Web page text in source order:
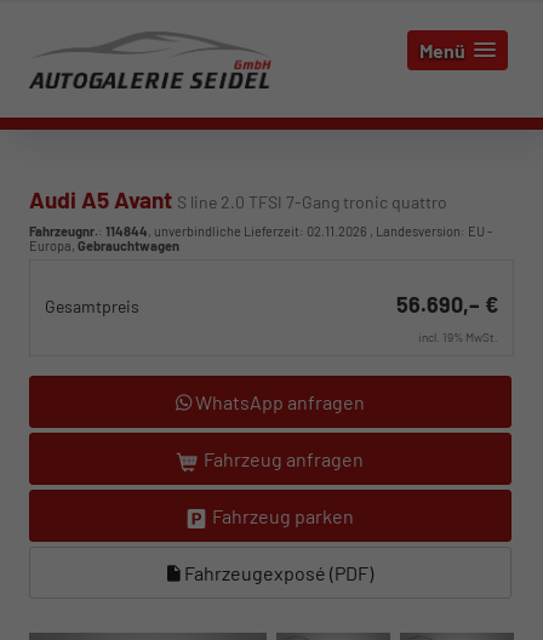
Menü
Audi A5 Avant S line 2.0 TFSI 7-Gang tronic quattro
Fahrzeugnr.: 114844, unverbindliche Lieferzeit: 02.11.2026 , Landesversion: EU -
Europa, Gebrauchtwagen
Gesamtpreis 56.690,– €
incl. 19% MwSt.
WhatsApp anfragen
Fahrzeug anfragen
Fahrzeug parken
Fahrzeugexposé (PDF)